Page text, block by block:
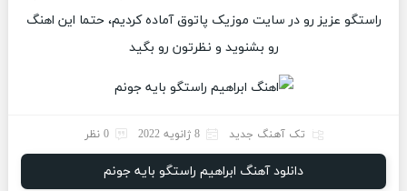
راستگو عزیز رو در سایت موزیک پاتوق آماده کردیم، حتما این اهنگ
رو بشنوید و نظرتون رو بگید
تک آهنگ جدید 8 ژانویه 2022 0 نظر
دانلود آهنگ ابراهیم راستگو بایه جونم